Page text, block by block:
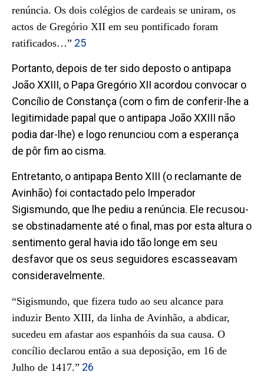
renúncia. Os dois colégios de cardeais se uniram, os
actos de Gregório XII em seu pontificado foram
ratificados…” 25
Portanto, depois de ter sido deposto o antipapa
João XXIII, o Papa Gregório XII acordou convocar o
Concílio de Constança (com o fim de conferir-lhe a
legitimidade papal que o antipapa João XXIII não
podia dar-lhe) e logo renunciou com a esperança
de pôr fim ao cisma.
Entretanto, o antipapa Bento XIII (o reclamante de
Avinhão) foi contactado pelo Imperador
Sigismundo, que lhe pediu a renúncia. Ele recusou-
se obstinadamente até o final, mas por esta altura o
sentimento geral havia ido tão longe em seu
desfavor que os seus seguidores escasseavam
consideravelmente.
“Sigismundo, que fizera tudo ao seu alcance para
induzir Bento XIII, da linha de Avinhão, a abdicar,
sucedeu em afastar aos espanhóis da sua causa. O
concílio declarou então a sua deposição, em 16 de
Julho de 1417.” 26